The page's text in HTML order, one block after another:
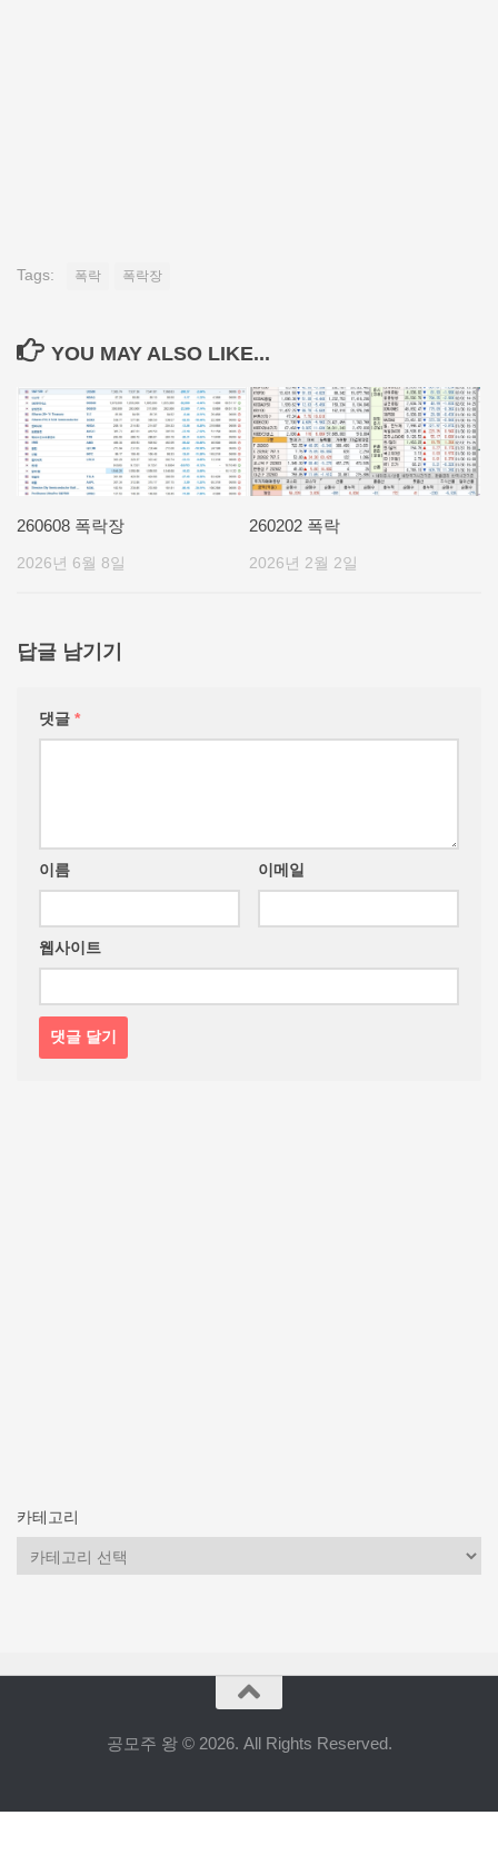
Tags: 폭락 폭락장
YOU MAY ALSO LIKE...
260608 폭락장
2026년 6월 8일
260202 폭락
2026년 2월 2일
답글 남기기
댓글 *
이름 이메일
웹사이트
카테고리
카
테
공모주 왕 © 2026. All Rights Reserved.